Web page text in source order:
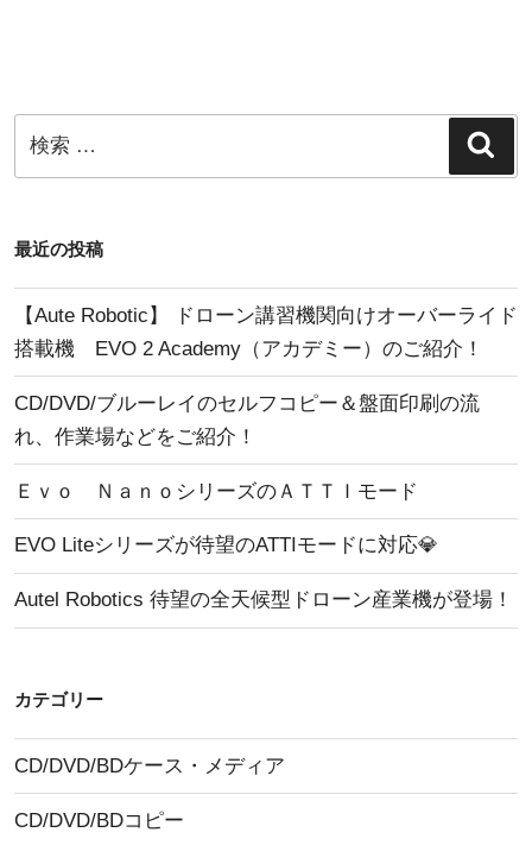
最近の投稿
【Aute Robotic】 ドローン講習機関向けオーバーライド
搭載機 EVO 2 Academy（アカデミー）のご紹介！
CD/DVD/ブルーレイのセルフコピー＆盤面印刷の流
れ、作業場などをご紹介！
Ｅｖｏ ＮａｎｏシリーズのＡＴＴＩモード
EVO Liteシリーズが待望のATTIモードに対応💎
Autel Robotics 待望の全天候型ドローン産業機が登場！
カテゴリー
CD/DVD/BDケース・メディア
CD/DVD/BDコピー